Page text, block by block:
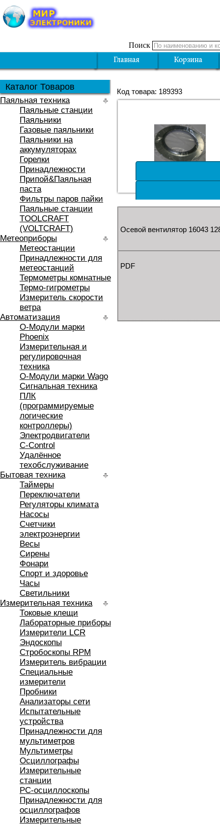
Поиск
Каталог Товаров
Паяльная техника
Паяльные станции
Паяльники
Газовые паяльники
Паяльники на
аккумуляторах
Горелки
Принадлежности
Припой&Паяльная
паста
Фильтры паров пайки
Паяльные станции
TOOLCRAFT
(VOLTCRAFT)
Метеоприборы
Метеостанции
Принадлежности для
метеостанций
Термометры комнатные
Термо-гигрометры
Измеритель скорости
ветра
Автоматизация
O-Модули марки
Phoenix
Измерительная и
регулировочная
техника
O-Модули марки Wago
Сигнальная техника
ПЛК
(программируемые
логические
контроллеры)
Электродвигатели
C-Control
Удалённое
техобслуживание
Бытовая техника
Таймеры
Переключатели
Регуляторы климата
Насосы
Счетчики
электроэнергии
Весы
Сирены
Фонари
Спорт и здоровье
Часы
Светильники
Измерительная техника
Токовые клещи
Лабораторные приборы
Измерители LCR
Эндоскопы
Стробоскопы RPM
Измеритель вибрации
Специальные
измерители
Пробники
Анализаторы сети
Испытательные
устройства
Принадлежности для
мультиметров
Мультиметры
Осциллографы
Измерительные
станции
РС-осциллоскопы
Принадлежности для
осциллографов
Измерительные
Код товара: 189393
Осевой вентилятор 16043
PDF